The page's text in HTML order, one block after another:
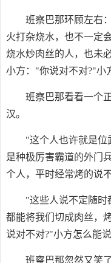
班察巴那环顾左右
火打杂烧水，也不一定
烧水炒肉丝的人，也未
小方："你说对不对?"小
班察巴那看看一个
汉。
"这个人也许就是位
是种极厉害霸道的外门
个人，平时经常烤的说
"这些人说不定随时
都能将我们切成肉丝，
说对不对?"小方怎么能
班察巴那忽然又笑